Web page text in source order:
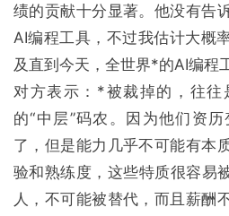
绩的贡献十分显著。他没有告
AI编程工具，不过我估计大
及直到今天，全世界*的AI编程
对方表示：*被裁掉的，往往
的“中层”码农。因为他们资
了，但是能力几乎不可能有本
验和熟练度，这些特质很容易
人，不可能被替代，而且薪酬